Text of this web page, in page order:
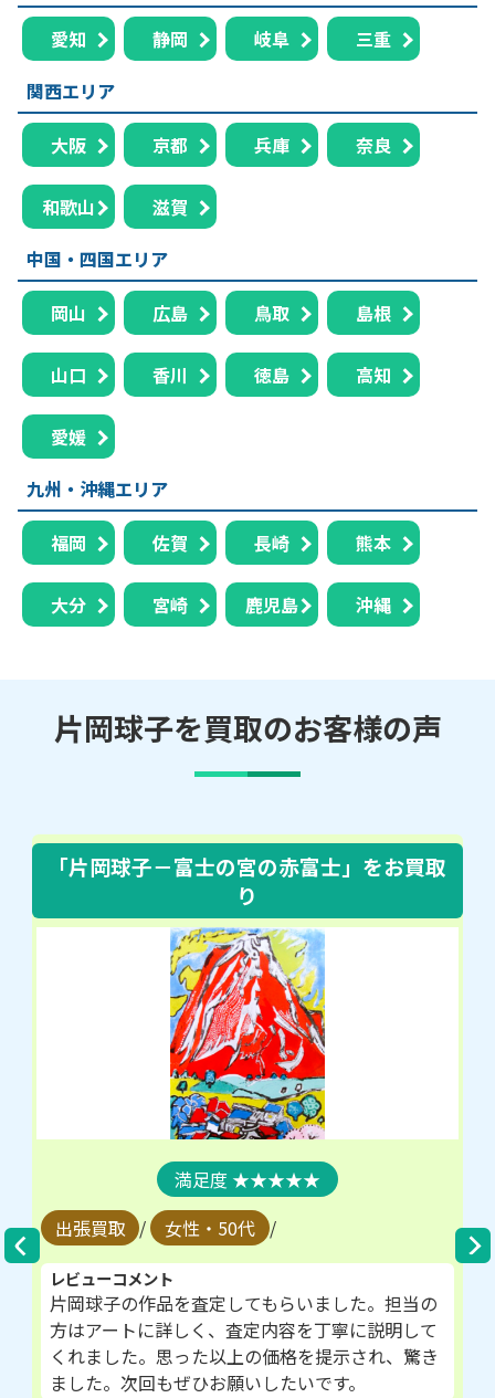
愛知 静岡 岐阜
三重
関西エリア
大阪 京都 兵庫 奈良
和歌山
滋賀
中国・四国エリア
岡山 広島 鳥取 島根
山口 香川 徳島 高知
愛媛
九州・沖縄エリア
福岡 佐賀 長崎 熊本
大分 宮崎 鹿児島 沖縄
片岡球子を買取のお客様の声
「片岡球子－富士の宮の赤富士」 をお買取
り
★★★★★
出張買取 / 女性・50代 /
レビューコメント
片岡球子の作品を査定してもらいました。担当の
方はアートに詳しく、査定内容を丁寧に説明して
くれました。思った以上の価格を提示され、驚き
ました。次回もぜひお願いしたいです。